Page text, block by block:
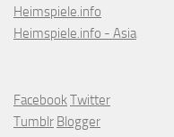
Heimspiele.info
Heimspiele.info - Asia
FacebookTwitter
Tumblr Blogger